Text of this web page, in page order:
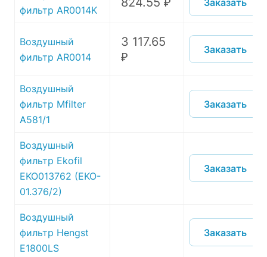
фильтр AR0014K
Воздушный
фильтр AR0014
3 117.65
₽
Заказать
Воздушный
фильтр Mfilter
A581/1
Заказать
Воздушный
фильтр Ekofil
EKO013762 (EKO-
01.376/2)
Заказать
Воздушный
фильтр Hengst
E1800LS
Заказать